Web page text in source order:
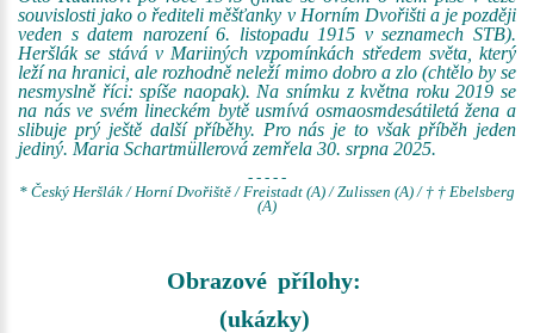
souvislosti jako o řediteli měšťanky v Horním Dvořišti a je později
veden s datem narození 6. listopadu 1915 v seznamech STB).
Heršlák se stává v Mariiných vzpomínkách středem světa, který
leží na hranici, ale rozhodně neleží mimo dobro a zlo (chtělo by se
nesmyslně říci: spíše naopak). Na snímku z května roku 2019 se
na nás ve svém lineckém bytě usmívá osmaosmdesátiletá žena a
slibuje prý ještě další příběhy. Pro nás je to však příběh jeden
jediný. Maria Schartmüllerová zemřela 30. srpna 2025.
- - - - -
* Český Heršlák / Horní Dvořiště / Freistadt (A) / Zulissen (A) / † † Ebelsberg
(A)
Obrazové přílohy:
(ukázky)